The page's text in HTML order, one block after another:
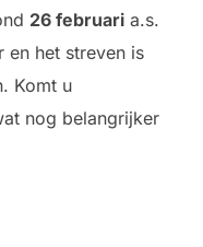
26 februari a.s.
en het streven is
Komt u
nog belangrijker